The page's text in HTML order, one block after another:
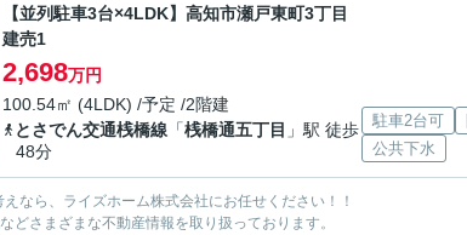
【並列駐車3台×4LDK】高知市瀬戸東町3丁目
建売1
2,698万円
100.54㎡ (4LDK) /予定 /2階建
とさでん交通桟橋線 「桟橋通五丁目 」駅 徒歩
48分
駐車2台可
公共下水
なら、ライズホーム株式会社にお任せください！！
どさまざまな不動産情報を取り扱っております。